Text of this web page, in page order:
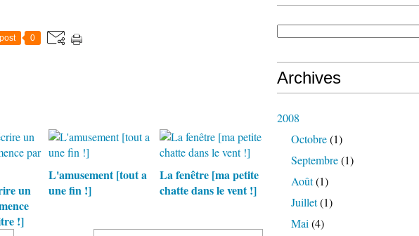
0
un
!]
L'amusement [tout a
une fin !]
La fenêtre [ma petite
chatte dans le vent !]
Archives
2008
Octobre(1)
Septembre(1)
Août(1)
Juillet(1)
Mai (4)